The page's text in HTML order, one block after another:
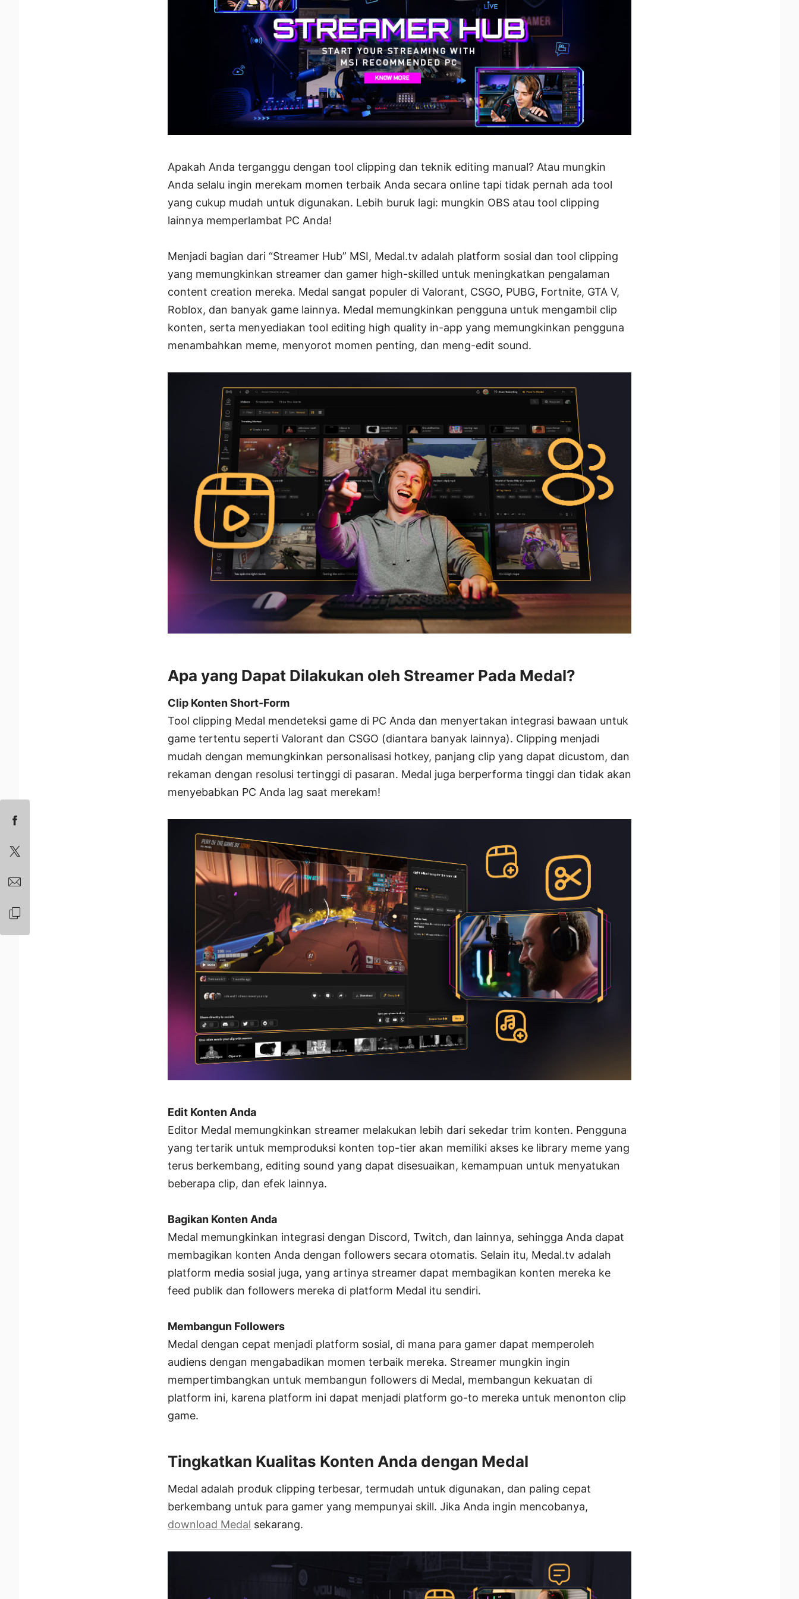
Apakah Anda terganggu dengan tool clipping dan teknik editing manual? Atau mungkin
Anda selalu ingin merekam momen terbaik Anda secara online tapi tidak pernah ada tool
yang cukup mudah untuk digunakan. Lebih buruk lagi: mungkin OBS atau tool clipping
lainnya memperlambat PC Anda!
Menjadi bagian dari “Streamer Hub” MSI, Medal.tv adalah platform sosial dan tool clipping
yang memungkinkan streamer dan gamer high-skilled untuk meningkatkan pengalaman
content creation mereka. Medal sangat populer di Valorant, CSGO, PUBG, Fortnite, GTA V,
Roblox, dan banyak game lainnya. Medal memungkinkan pengguna untuk mengambil clip
konten, serta menyediakan tool editing high quality in-app yang memungkinkan pengguna
menambahkan meme, menyorot momen penting, dan meng-edit sound.
Apa yang Dapat Dilakukan oleh Streamer Pada Medal?
Clip Konten Short-Form
Tool clipping Medal mendeteksi game di PC Anda dan menyertakan integrasi bawaan untuk
game tertentu seperti Valorant dan CSGO (diantara banyak lainnya). Clipping menjadi
mudah dengan memungkinkan personalisasi hotkey, panjang clip yang dapat dicustom, dan
rekaman dengan resolusi tertinggi di pasaran. Medal juga berperforma tinggi dan tidak akan
menyebabkan PC Anda lag saat merekam!
Edit Konten Anda
Editor Medal memungkinkan streamer melakukan lebih dari sekedar trim konten. Pengguna
yang tertarik untuk memproduksi konten top-tier akan memiliki akses ke library meme yang
terus berkembang, editing sound yang dapat disesuaikan, kemampuan untuk menyatukan
beberapa clip, dan efek lainnya.
Bagikan Konten Anda
Medal memungkinkan integrasi dengan Discord, Twitch, dan lainnya, sehingga Anda dapat
membagikan konten Anda dengan followers secara otomatis. Selain itu, Medal.tv adalah
platform media sosial juga, yang artinya streamer dapat membagikan konten mereka ke
feed publik dan followers mereka di platform Medal itu sendiri.
Membangun Followers
Medal dengan cepat menjadi platform sosial, di mana para gamer dapat memperoleh
audiens dengan mengabadikan momen terbaik mereka. Streamer mungkin ingin
mempertimbangkan untuk membangun followers di Medal, membangun kekuatan di
platform ini, karena platform ini dapat menjadi platform go-to mereka untuk menonton clip
game.
Tingkatkan Kualitas Konten Anda dengan Medal
Medal adalah produk clipping terbesar, termudah untuk digunakan, dan paling cepat
berkembang untuk para gamer yang mempunyai skill. Jika Anda ingin mencobanya,
download Medal sekarang.